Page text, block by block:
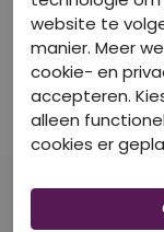
40-50-60% korting
ONLY & SONS
22025286 Egret/
T-shirts korte mouw
€ 16,99
website te
manier. Meer
cookie- en
accepteren.
alleen
cookies er